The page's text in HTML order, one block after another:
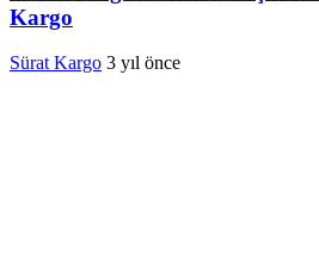
Kargo
Sürat Kargo 3 yıl önce